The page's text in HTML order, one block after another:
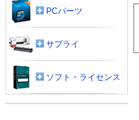
PCパーツ
サプライ
ソフト・ライセンス